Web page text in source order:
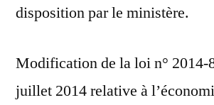
disposition par le ministère.
Modification de la loi n° 2014-
juillet 2014 relative à